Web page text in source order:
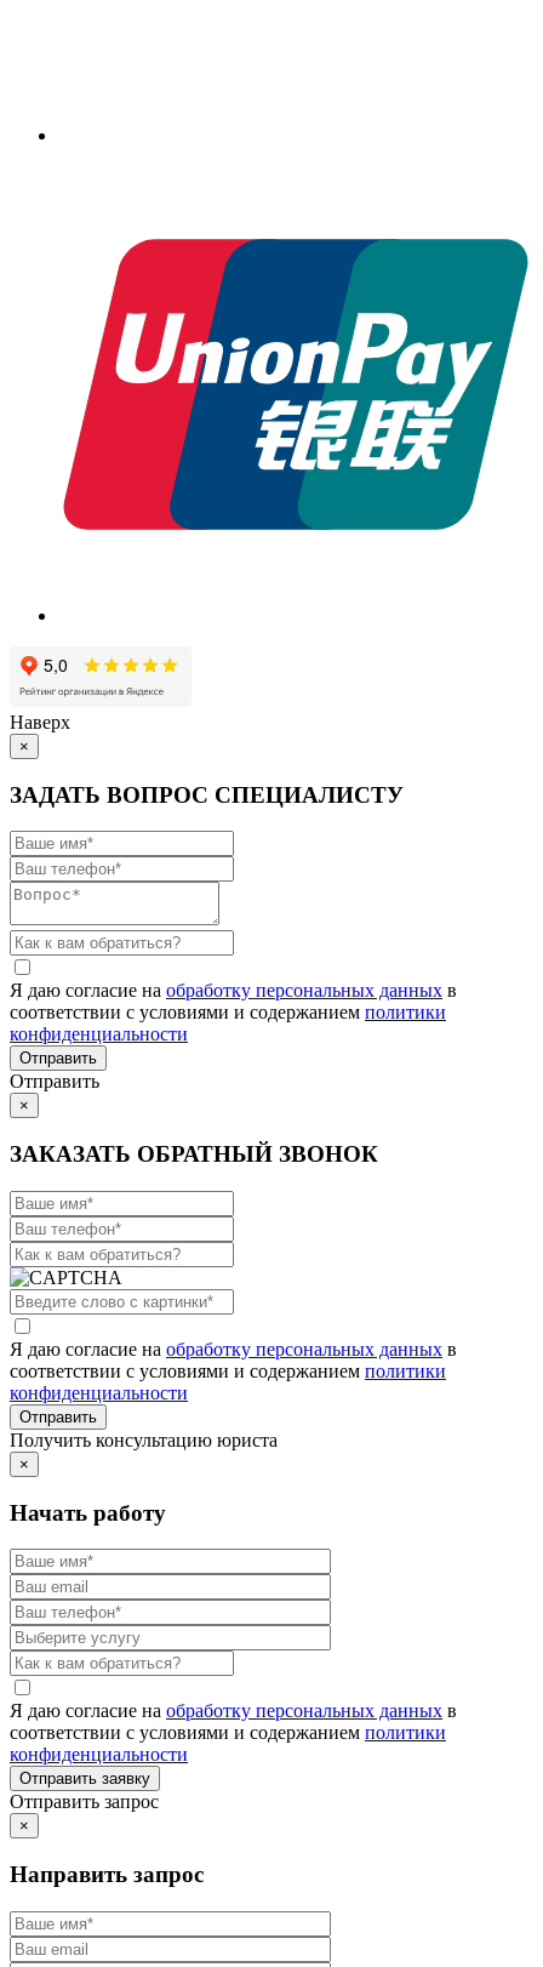
Наверх
×
ЗАДАТЬ ВОПРОС СПЕЦИАЛИСТУ
Я даю согласие на обработку персональных данных в
соответствии с условиями и содержанием политики
конфиденциальности
Отправить
×
ЗАКАЗАТЬ ОБРАТНЫЙ ЗВОНОК
Я даю согласие на обработку персональных данных в
соответствии с условиями и содержанием политики
конфиденциальности
Получить консультацию юриста
×
Начать работу
Я даю согласие на обработку персональных данных в
соответствии с условиями и содержанием политики
конфиденциальности
Отправить запрос
×
Направить запрос